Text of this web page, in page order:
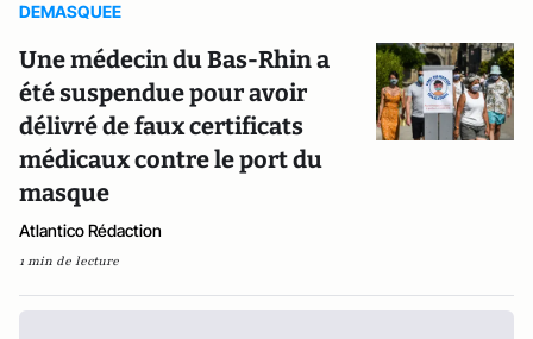
DEMASQUEE
Une médecin du Bas-Rhin a
été suspendue pour avoir
délivré de faux certificats
médicaux contre le port du
masque
Atlantico Rédaction
1 min de lecture